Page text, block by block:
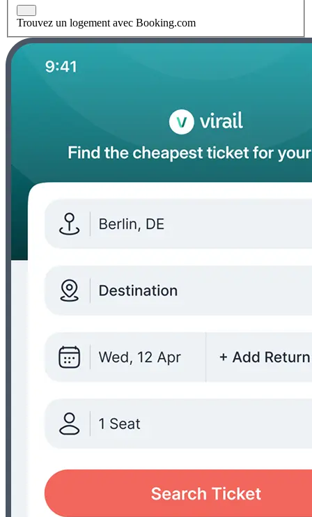
Trouvez un logement avec Booking.com